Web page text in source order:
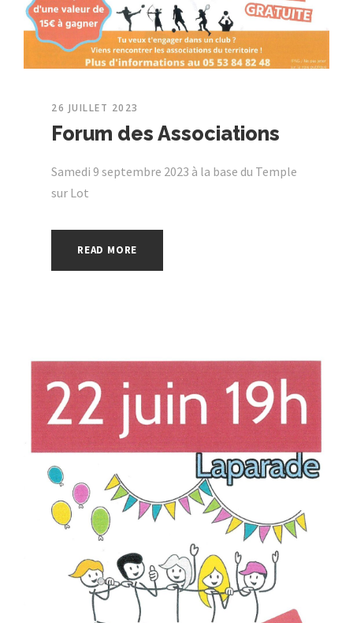
26 JUILLET 2023
Forum des Associations
Samedi 9 septembre 2023 à la base du Temple
sur Lot
READ MORE